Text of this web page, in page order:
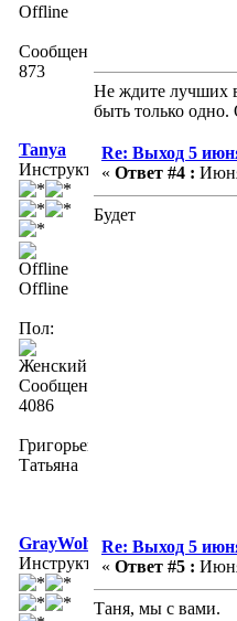
Offline
Сообщений:
873
Не ждите лучших
быть только одно.
Tanya
Инструктор
Offline
Пол:
Сообщений:
4086
Григорьева
Татьяна
Re: Выход 5
« Ответ #4 :
Будет
GrayWolf
Инструктор
Re: Выход 5
« Ответ #5 :
Таня, мы с вами.